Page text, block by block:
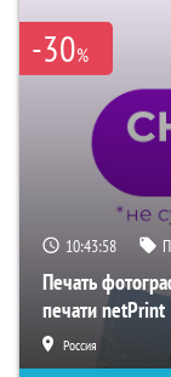
-30%
10:43:57
Печать
печати netPrint
Россия